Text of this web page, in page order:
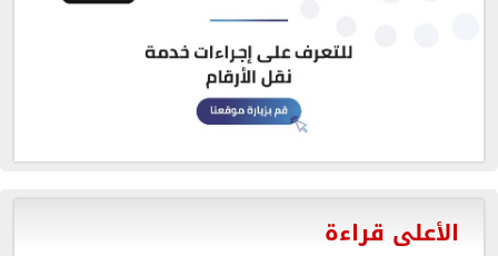
الأعلى قراءة